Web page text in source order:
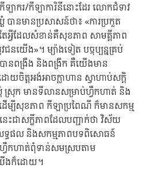
ករ/កីឡាការិនីនោះដែរ លោកជំទាវ
បានមានប្រសាសន៍ថា៖ «ការប្រកួត
ែអ្វីដែលសំខាន់គឺសុខភាព សាមគ្គីភាព
នយើង»។ ម្យ៉ាងទៀត បច្ចុប្បន្នគ្រប់
ានពង្រឹង និងពងី្រក គឺយើងមាន
ចិត្តអង់អាចក្លាហាន ស្វាហាប់សក្តិ
ស្រុក មានទីលានសម្រាប់ហ្វឹកហាត់ និង
ើម្បីសុខភាព កីឡាប្រពៃណី ក៏មានសកម្ម
ះជាសក្ខីភាពដែលបញ្ជាក់ថា វិស័យ
ទ្ធផល និងសកម្មភាពបទពិសោធន៍
វឹកហាត់ពុំទាន់សមស្របតាម
ងក៏ដោយ។